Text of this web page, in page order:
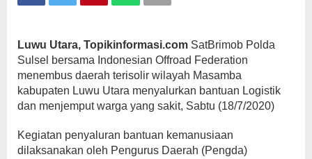
Bantuan
Luwu Utara, Topikinformasi.com SatBrimob Polda
Sulsel bersama Indonesian Offroad Federation
menembus daerah terisolir wilayah Masamba
kabupaten Luwu Utara menyalurkan bantuan Logistik
dan menjemput warga yang sakit, Sabtu (18/7/2020)
Kegiatan penyaluran bantuan kemanusiaan
dilaksanakan oleh Pengurus Daerah (Pengda)